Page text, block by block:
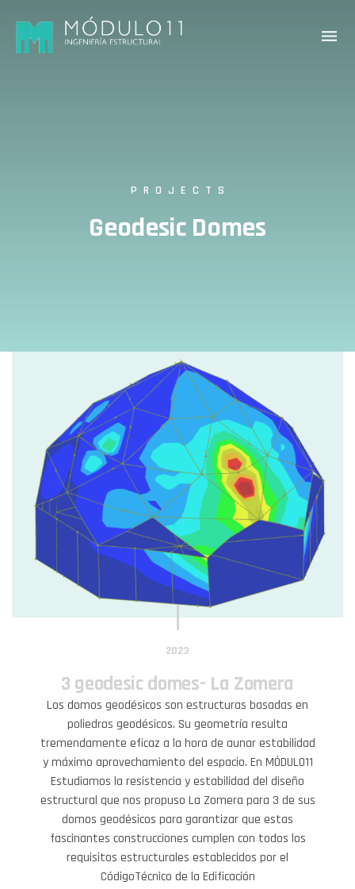
PROJECTS
Geodesic Domes
2023
3 geodesic domes- La Zomera
Los domos geodésicos son estructuras basadas en
poliedros geodésicos. Su geometría resulta
tremendamente eficaz a la hora de aunar estabilidad
y máximo aprovechamiento del espacio. En MÓDULO11
Estudiamos la resistencia y estabilidad del diseño
estructural que nos propuso La Zomera para 3 de sus
domos geodésicos para garantizar que estas
fascinantes construcciones cumplen con todos los
requisitos estructurales establecidos por el
CódigoTécnico de la Edificación